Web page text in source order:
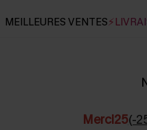
MEILLEURES VENTES
Merci25(-